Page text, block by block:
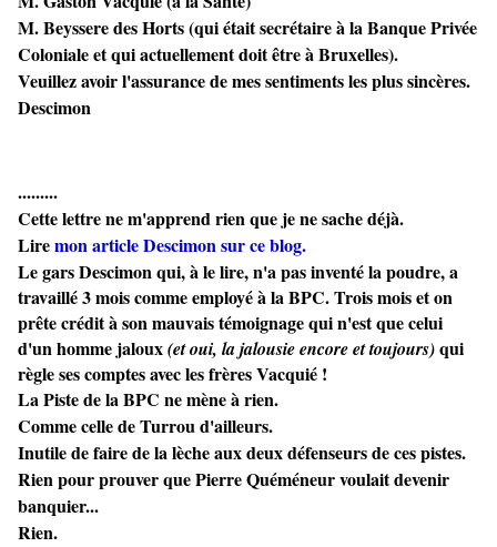
M. Beyssere des Horts (qui était secrétaire à la Banque Privée
Coloniale et qui actuellement doit être à Bruxelles).
Veuillez avoir l'assurance de mes sentiments les plus sincères.
Descimon
.........
Cette lettre ne m'apprend rien que je ne sache déjà.
Liremon article Descimon sur ce blog.
Le gars Descimon qui, à le lire, n'a pas inventé la poudre, a
travaillé 3 mois comme employé à la BPC. Trois mois et on
prête crédit à son mauvais témoignage qui n'est que celui
d'un homme jaloux(et oui, la jalousie encore et toujours)qui
règle ses comptes avec les frères Vacquié !
La Piste de la BPC ne mène à rien.
Comme celle de Turrou d'ailleurs.
Inutile de faire de la lèche aux deux défenseurs de ces pistes.
Rien pour prouver que Pierre Quéméneur voulait devenir
banquier...
Rien.